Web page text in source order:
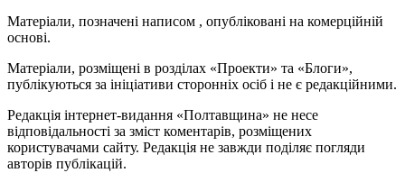
Матеріали, позначені написом , опубліковані на комерційній
основі.
Матеріали, розміщені в розділах «Проекти» та «Блоги»,
публікуються за ініціативи сторонніх осіб і не є редакційними.
Редакція інтернет-видання «Полтавщина» не несе
відповідальності за зміст коментарів, розміщених
користувачами сайту. Редакція не завжди поділяє погляди
авторів публікацій.